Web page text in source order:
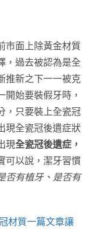
市面上除黃金材質
，過去被認為是全
推新之下一一被克
開始要裝假牙時，
，只要裝上全瓷冠
現全瓷冠後遺症狀
現全瓷冠後遺症，
可以說，潔牙習慣
否有植牙、是否有
材質一篇文章讓